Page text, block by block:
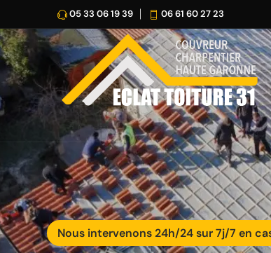
05 33 06 19 39 06 61 60 27 23
Nous intervenons 24h/24 sur 7j/7 en